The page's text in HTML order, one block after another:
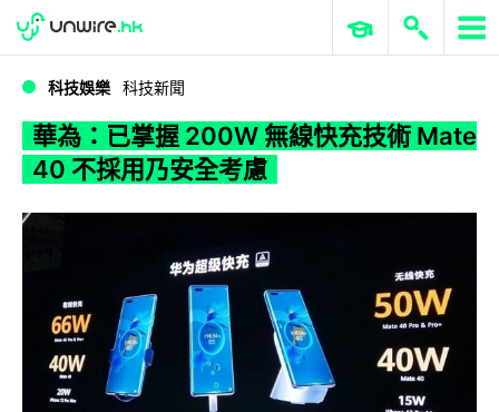
WWDC 2026 ERP 與商業 AI
科技娛樂 科技新聞
華為：已掌握 200W 無線快充技術 Mate
40 不採用乃安全考慮